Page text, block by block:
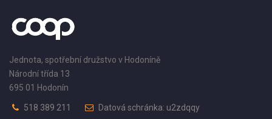
Jednota, spotřební družstvo v Hodoníně
Národní třída 13
695 01 Hodonín
518 389 211
Datová schránka: u2zdqqy